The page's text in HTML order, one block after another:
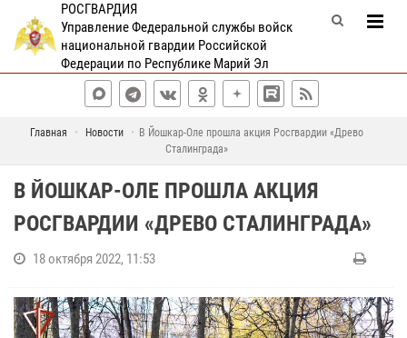
РОСГВАРДИЯ
Управление Федеральной службы войск
национальной гвардии Российской
Федерации по Республике Марий Эл
Главная Новости
В Йошкар-Оле прошла акция Росгвардии «Древо
Сталинграда»
В ЙОШКАР-ОЛЕ ПРОШЛА АКЦИЯ
РОСГВАРДИИ «ДРЕВО СТАЛИНГРАДА»
18 октября 2022, 11:53